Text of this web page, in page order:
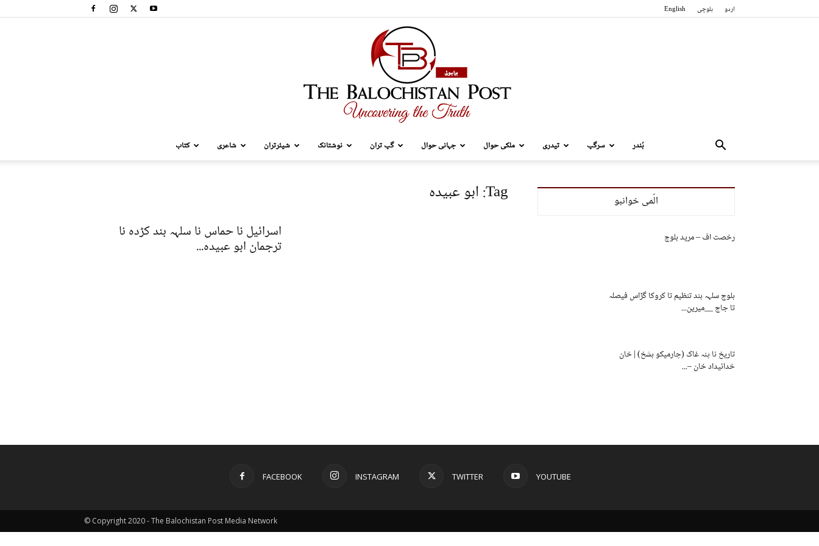
English بلوچی اردو
بُندر سرگپ تیدری ملکی حوال جہانی حوال گپ تران نوشتانک شیئرتران شاعری کتاب
Tag: ابو عبیدہ
اسرائیل نا حماس نا سلہہ بند کڑدہ نا
ترجمان ابو عبیدہ...
الّمی خوانبو
رخصت اف – مرید بلوچ
بلوچ سلہہ بند تنظیم تا کروکا گڑاس فیصلہ
تا جاچ __میرین...
تاریخ نا پنہ غاک (چارمیکو بشخ) | خان
خدائیداد خان –...
FACEBOOK INSTAGRAM TWITTER YOUTUBE
© Copyright 2020 - The Balochistan Post Media Network